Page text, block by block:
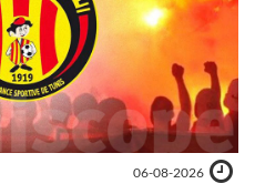
06-08-2026